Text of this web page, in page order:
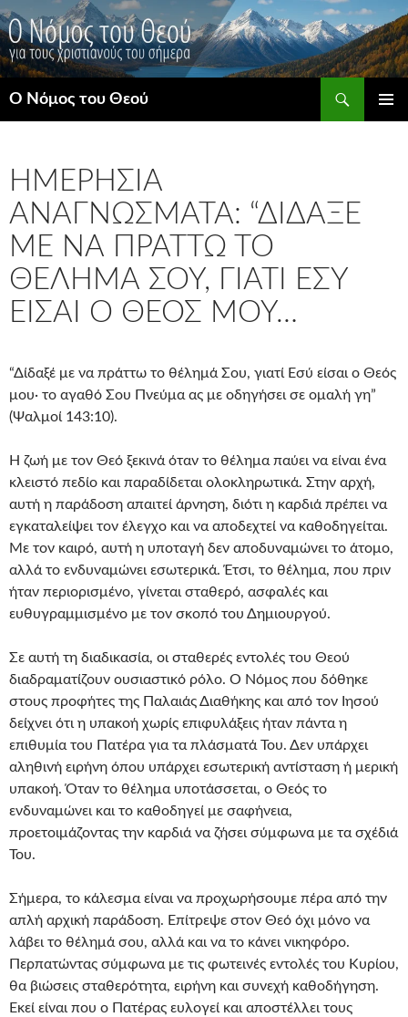
Μετάβαση
σε
περιεχόμενο
Ο Νόμος του Θεού
ΗΜΕΡΉΣΙΑ
ΑΝΑΓΝΏΣΜΑΤΑ: “ΔΊΔΑΞΈ
ΜΕ ΝΑ ΠΡΆΤΤΩ ΤΟ
ΘΈΛΗΜΆ ΣΟΥ, ΓΙΑΤΊ ΕΣΎ
ΕΊΣΑΙ Ο ΘΕΌΣ ΜΟΥ…
“Δίδαξέ με να πράττω το θέλημά Σου, γιατί Εσύ είσαι ο Θεός
μου· το αγαθό Σου Πνεύμα ας με οδηγήσει σε ομαλή γη”
(Ψαλμοί 143:10).
Η ζωή με τον Θεό ξεκινά όταν το θέλημα παύει να είναι ένα
κλειστό πεδίο και παραδίδεται ολοκληρωτικά. Στην αρχή,
αυτή η παράδοση απαιτεί άρνηση, διότι η καρδιά πρέπει να
εγκαταλείψει τον έλεγχο και να αποδεχτεί να καθοδηγείται.
Με τον καιρό, αυτή η υποταγή δεν αποδυναμώνει το άτομο,
αλλά το ενδυναμώνει εσωτερικά. Έτσι, το θέλημα, που πριν
ήταν περιορισμένο, γίνεται σταθερό, ασφαλές και
ευθυγραμμισμένο με τον σκοπό του Δημιουργού.
Σε αυτή τη διαδικασία, οι σταθερές εντολές του Θεού
διαδραματίζουν ουσιαστικό ρόλο. Ο Νόμος που δόθηκε
στους προφήτες της Παλαιάς Διαθήκης και από τον Ιησού
δείχνει ότι η υπακοή χωρίς επιφυλάξεις ήταν πάντα η
επιθυμία του Πατέρα για τα πλάσματά Του. Δεν υπάρχει
αληθινή ειρήνη όπου υπάρχει εσωτερική αντίσταση ή μερική
υπακοή. Όταν το θέλημα υποτάσσεται, ο Θεός το
ενδυναμώνει και το καθοδηγεί με σαφήνεια,
προετοιμάζοντας την καρδιά να ζήσει σύμφωνα με τα σχέδιά
Του.
Σήμερα, το κάλεσμα είναι να προχωρήσουμε πέρα από την
απλή αρχική παράδοση. Επίτρεψε στον Θεό όχι μόνο να
λάβει το θέλημά σου, αλλά και να το κάνει νικηφόρο.
Περπατώντας σύμφωνα με τις φωτεινές εντολές του Κυρίου,
θα βιώσεις σταθερότητα, ειρήνη και συνεχή καθοδήγηση.
Εκεί είναι που ο Πατέρας ευλογεί και αποστέλλει τους